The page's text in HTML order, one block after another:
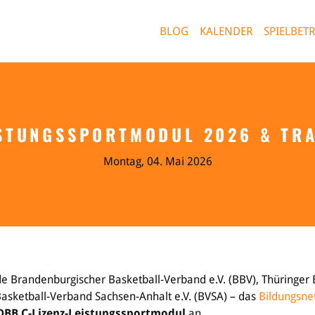
2026 &
Montag, 04. Mai 2026
Basketball-Verband Sachsen-
BLOG KALENDER
Leistungssport
Jugend & Schulsport
Allgemeines
Projekte
Bildung
Brandenburgischer Basketball-Verband e.V. (BBV), Thüringer
Verband Sachsen-Anhalt e.V. (BVSA) – das